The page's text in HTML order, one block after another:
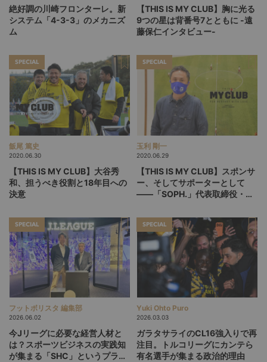
絶好調の川崎フロンターレ。新
システム「4-3-3」のメカニズ
ム
【THIS IS MY CLUB】胸に光る
9つの星は背番号7とともに -遠
藤保仁インタビュー-
SPECIAL
飯尾 篤史
2020.06.30
【THIS IS MY CLUB】大谷秀
和、担うべき役割と18年目への
決意
SPECIAL
玉利 剛一
2020.06.29
【THIS IS MY CLUB】スポンサ
ー、そしてサポーターとして
――「SOPH.」代表取締役・清
SPECIAL
フットボリスタ 編集部
2026.06.02
今Jリーグに必要な経営人材と
は？スポーツビジネスの実践知
が集まる「SHC」というプラッ
SPECIAL
Yuki Ohto Puro
2026.03.03
ガラタサライのCL16強入りで再
注目。トルコリーグにカンテら
有名選手が集まる政治的理由